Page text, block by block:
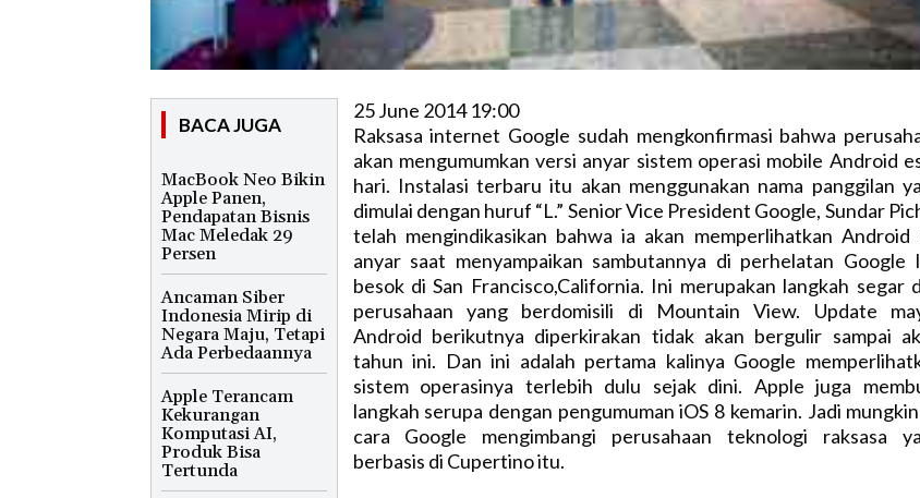
BACA JUGA
MacBook Neo Bikin
Apple Panen,
Pendapatan Bisnis
Mac Meledak 29
Persen
Ancaman Siber
Indonesia Mirip di
Negara Maju, Tetapi
Ada Perbedaannya
Apple Terancam
Kekurangan
Komputasi AI,
Produk Bisa
Tertunda
25 June 2014 19:00
Raksasa internet Google sudah mengkonfirmasi bahwa
akan mengumumkan versi anyar sistem operasi mobile Android
hari. Instalasi terbaru itu akan menggunakan nama panggilan
dimulai dengan huruf “L.” Senior Vice President Google, Sundar
telah mengindikasikan bahwa ia akan memperlihatkan Android
anyar saat menyampaikan sambutannya di perhelatan Google
besok di San Francisco,California. Ini merupakan langkah segar
perusahaan yang berdomisili di Mountain View. Update
Android berikutnya diperkirakan tidak akan bergulir sampai
tahun ini. Dan ini adalah pertama kalinya Google
sistem operasinya terlebih dulu sejak dini. Apple juga
langkah serupa dengan pengumuman iOS 8 kemarin. Jadi
cara Google mengimbangi perusahaan teknologi raksasa
berbasis di Cupertino itu.